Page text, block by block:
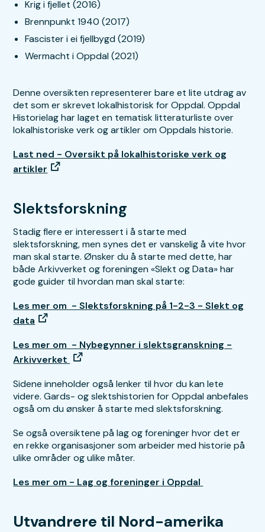
Krig i fjellet (2016)
Brennpunkt 1940 (2017)
Fascister i ei fjellbygd (2019)
Wermacht i Oppdal (2021)
Denne oversikten representerer bare et lite utdrag av
det som er skrevet lokalhistorisk for Oppdal. Oppdal
Historielag har laget en tematisk litteraturliste over
lokalhistoriske verk og artikler om Oppdals historie.
Last ned - Oversikt på lokalhistoriske verk og
artikler
Slektsforskning
Stadig flere er interessert i å starte med
slektsforskning, men synes det er vanskelig å vite hvor
man skal starte. Ønsker du å starte med dette, har
både Arkivverket og foreningen «Slekt og Data» har
gode guider til hvordan man skal starte:
Les mer om - Slektsforskning på 1-2-3 - Slekt og
data
Les mer om - Nybegynner i slektsgranskning -
Arkivverket
Sidene inneholder også lenker til hvor du kan lete
videre. Gards- og slektshistorien for Oppdal anbefales
også om du ønsker å starte med slektsforskning.
Se også oversiktene på lag og foreninger hvor det er
en rekke organisasjoner som arbeider med historie på
ulike områder og ulike måter.
Les mer om - Lag og foreninger i Oppdal
Utvandrere til Nord-amerika